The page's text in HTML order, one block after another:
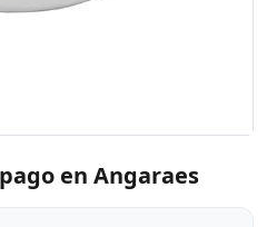
en Angaraes